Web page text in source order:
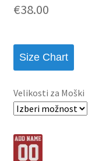
€38.00
Size Chart
Velikosti za Moški